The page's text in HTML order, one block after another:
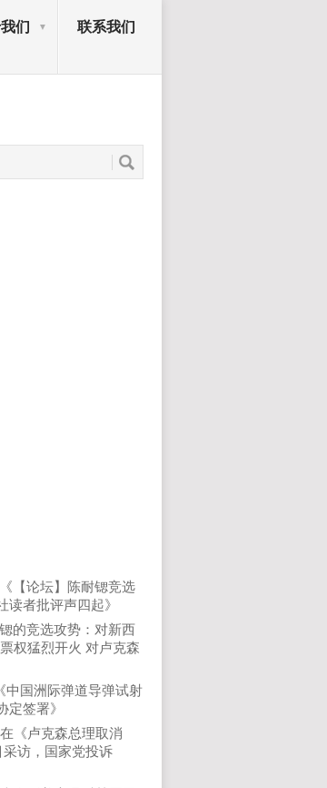
们 联系我们
【论坛】陈耐锶竞选
读者批评声四起》
的竞选攻势：对新西
权猛烈开火 对卢克森
中国洲际弹道导弹试射
定签署》
《卢克森总理取消
访，国家党投诉